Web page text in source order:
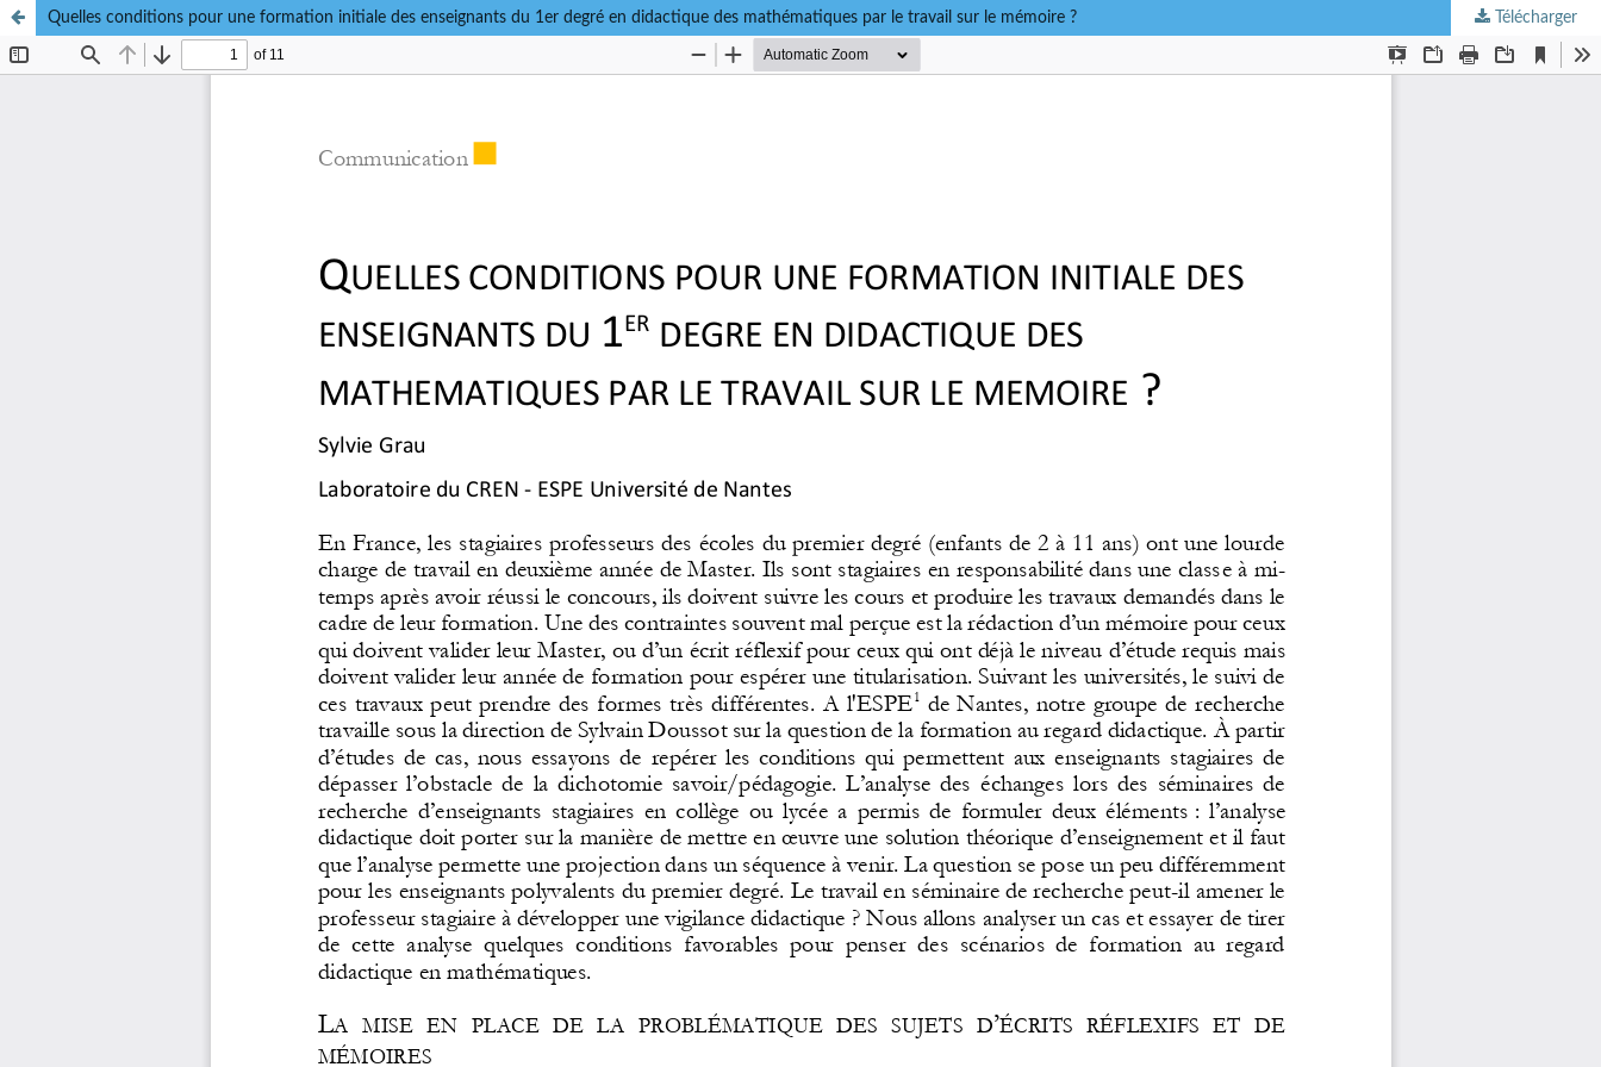
Quelles conditions pour une formation initiale des enseignants du 1er degré en didactique des mathématiques par le travail sur le mémoire ? Télécharger